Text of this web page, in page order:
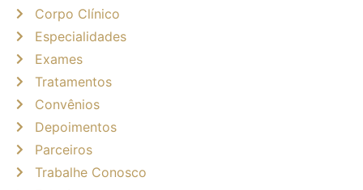
Corpo Clínico
Especialidades
Exames
Tratamentos
Convênios
Depoimentos
Parceiros
Trabalhe Conosco